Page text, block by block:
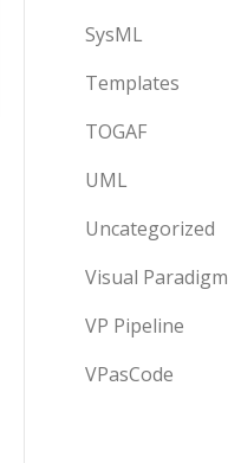
SysML
Templates
TOGAF
UML
Uncategorized
Visual Paradigm
VP Pipeline
VPasCode